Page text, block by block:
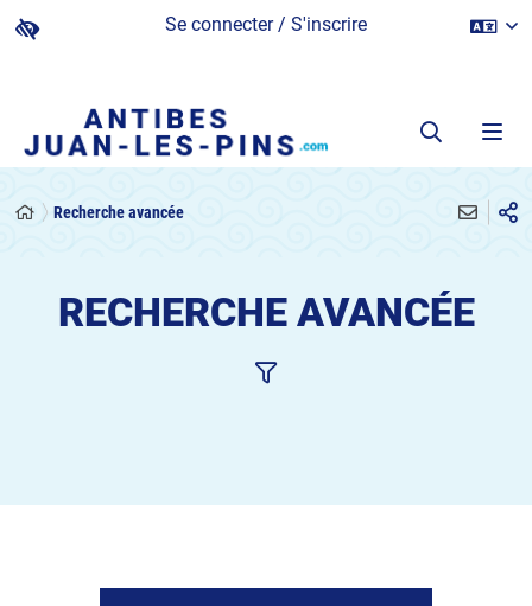
Se connecter / S'inscrire
Recherche avancée
RECHERCHE AVANCÉE